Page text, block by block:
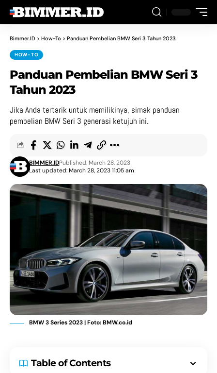
Bimmer.ID > How-To > Panduan Pembelian BMW Seri 3 Tahun 2023
HOW-TO
Panduan Pembelian BMW Seri 3
Tahun 2023
Jika Anda tertarik untuk memilikinya, simak panduan
pembelian BMW Seri 3 generasi ketujuh ini.
Last updated: March 28, 2023 11:05 am
BIMMER.IDPublished: March 28, 2023
BMW 3 Series 2023 | Foto: BMW.co.id
Table of Contents